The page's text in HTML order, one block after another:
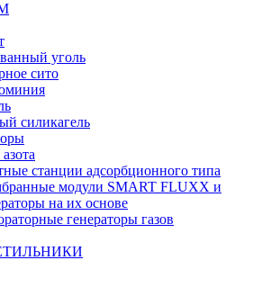
уголь
сито
силикагель
станции адсорбционного типа
модули SMART FLUXX и
на их основе
генераторы газов